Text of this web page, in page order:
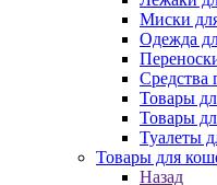
Миски
Одежда
Средства
Товары
Товары
Туалеты
Товары для
Назад